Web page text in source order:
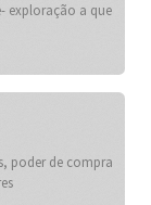
exploração a que
poder de compra